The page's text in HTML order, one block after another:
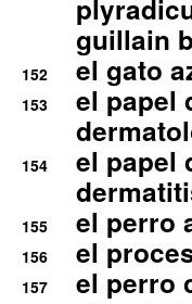
guillain
152 el gato
153
el papel
154
el papel
155 el perro
156 el
157 el perro